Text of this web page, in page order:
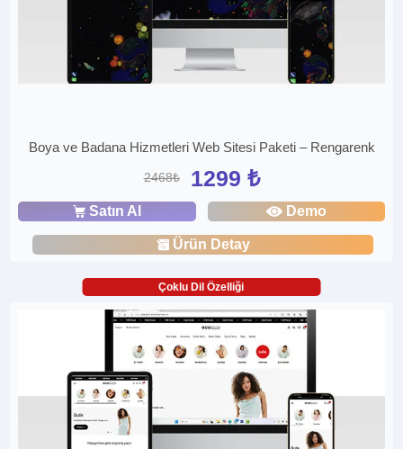
Boya ve Badana Hizmetleri Web Sitesi Paketi – Rengarenk
2468₺ 1299 ₺
Satın Al Demo
Ürün Detay
Çoklu Dil Özelliği